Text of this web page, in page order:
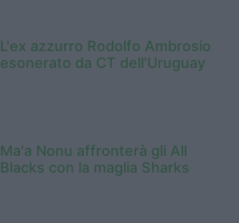
L'ex azzurro Rodolfo Ambrosio
esonerato da CT dell'Uruguay
Ma'a Nonu affronterà gli All
Blacks con la maglia Sharks